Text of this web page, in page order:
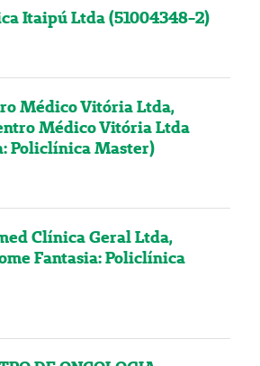
Itaipú Ltda (51004348-2)
Médico Vitória Ltda,
Médico Vitória Ltda
Policlínica Master)
Clínica Geral Ltda,
Fantasia: Policlínica